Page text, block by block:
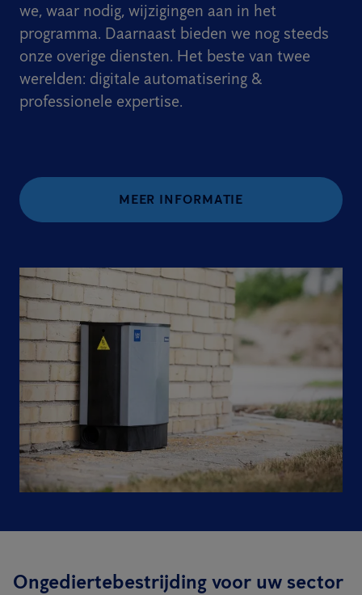
we, waar nodig, wijzigingen aan in het
programma. Daarnaast bieden we nog steeds
onze overige diensten. Het beste van twee
werelden: digitale automatisering &
professionele expertise.
MEER INFORMATIE
Ongediertebestrijding voor uw sector